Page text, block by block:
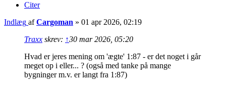
Citer
Indlæg afCargoman » 01 apr 2026, 02:19
Traxx skrev: ↑30 mar 2026, 05:20
Hvad er jeres mening om 'ægte' 1:87 - er det noget i går
meget op i eller... ? (også med tanke på mange
bygninger m.v. er langt fra 1:87)